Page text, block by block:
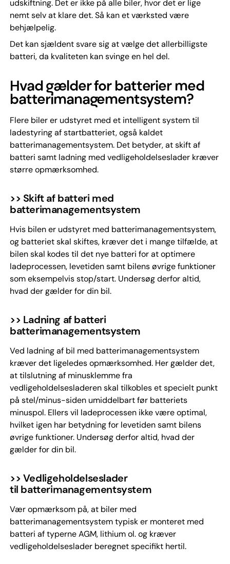
udskiftning. Det er ikke på alle biler, hvor det er lige
nemt selv at klare det. Så kan et værksted være
behjælpelig.
Det kan sjældent svare sig at vælge det allerbilligste
batteri, da kvaliteten kan svinge en hel del.
Hvad gælder for batterier med
batterimanagementsystem?
Flere biler er udstyret med et intelligent system til
ladestyring af startbatteriet, også kaldet
batterimanagementsystem. Det betyder, at skift af
batteri samt ladning med vedligeholdelseslader kræver
større opmærksomhed.
>> Skift af batteri med
batterimanagementsystem
Hvis bilen er udstyret med batterimanagementsystem,
og batteriet skal skiftes, kræver det i mange tilfælde, at
bilen skal kodes til det nye batteri for at optimere
ladeprocessen, levetiden samt bilens øvrige funktioner
som eksempelvis stop/start. Undersøg derfor altid,
hvad der gælder for din bil.
>> Ladning af batteri
batterimanagementsystem
Ved ladning af bil med batterimanagementsystem
kræver det ligeledes opmærksomhed. Her gælder det,
at tilslutning af minusklemme fra
vedligeholdelsesladeren skal tilkobles et specielt punkt
på stel/minus-siden umiddelbart før batteriets
minuspol. Ellers vil ladeprocessen ikke være optimal,
hvilket igen har betydning for levetiden samt bilens
øvrige funktioner. Undersøg derfor altid, hvad der
gælder for din bil.
>> Vedligeholdelseslader
til batterimanagementsystem
Vær opmærksom på, at biler med
batterimanagementsystem typisk er monteret med
batteri af typerne AGM, lithium ol. og kræver
vedligeholdelseslader beregnet specifikt hertil.